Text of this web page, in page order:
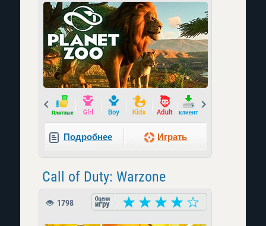
Prev
Подробнее Играть
Call of Duty: Warzone
1798